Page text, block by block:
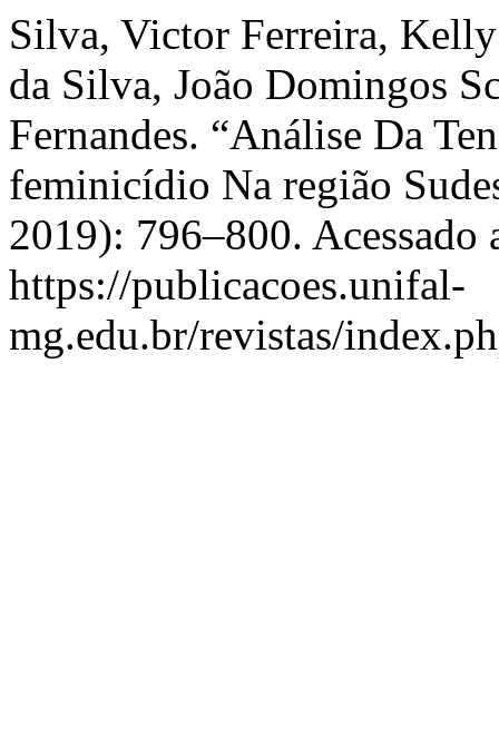
Silva, Victor Ferreira,
da Silva, João Domingos
Fernandes. “Análise Da
feminicídio Na região
2019): 796–800. Acessado
https://publicacoes.unifal-
mg.edu.br/revistas/